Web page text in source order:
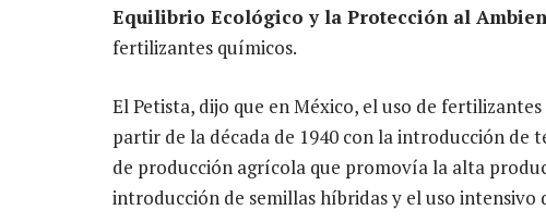
Equilibrio Ecológico y la Protección al
fertilizantes químicos.
El Petista, dijo que en México, el uso de
partir de la década de 1940 con la introducción de
de producción agrícola que promovía la alta
introducción de semillas híbridas y el uso intensivo